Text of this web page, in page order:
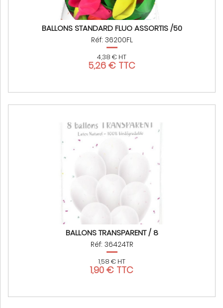
BALLONS STANDARD FLUO ASSORTIS /50
Réf: 36200FL
4,38 € HT
5,26 € TTC
BALLONS TRANSPARENT / 8
Réf: 36424TR
1,58 € HT
1,90 € TTC